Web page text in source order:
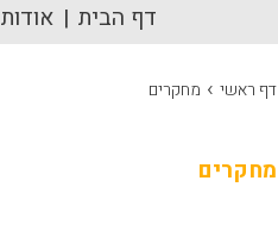
דף הבית אודות
דף ראשי › מחקרים
מחקרים